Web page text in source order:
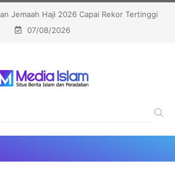
Muslim Berpeluang jadi Senat Michigan,
Kalahkan Kandidat Pro-Israel
07/08/2026